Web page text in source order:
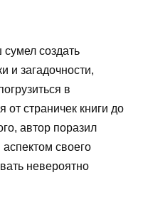
создать
и загадочности,
в
страничек книги до
автор поразил
своего
невероятно